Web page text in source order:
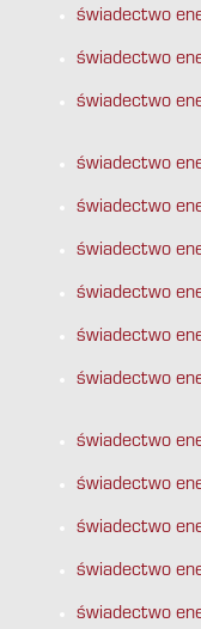
świadectwo
świadectwo
świadectwo
świadectwo
świadectwo
świadectwo
świadectwo
świadectwo
świadectwo
świadectwo
świadectwo
świadectwo
świadectwo
świadectwo